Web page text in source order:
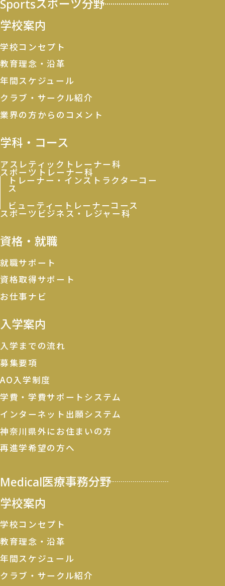
スポーツ分野
学校案内
学校コンセプト
教育理念・沿革
年間スケジュール
クラブ・サークル紹介
業界の方からのコメント
学科・コース
アスレティックトレーナー科
スポーツトレーナー科
トレーナー・インストラクターコー
ス
ビューティートレーナーコース
スポーツビジネス・レジャー科
資格・就職
就職サポート
資格取得サポート
お仕事ナビ
入学案内
入学までの流れ
募集要項
AO入学制度
学費・学費サポートシステム
インターネット出願システム
神奈川県外にお住まいの方
再進学希望の方へ
Medical医療事務分野
学校案内
学校コンセプト
教育理念・沿革
年間スケジュール
クラブ・サークル紹介